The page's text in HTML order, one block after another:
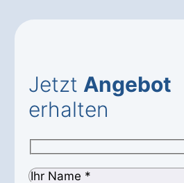
Jetzt Angebot
erhalten